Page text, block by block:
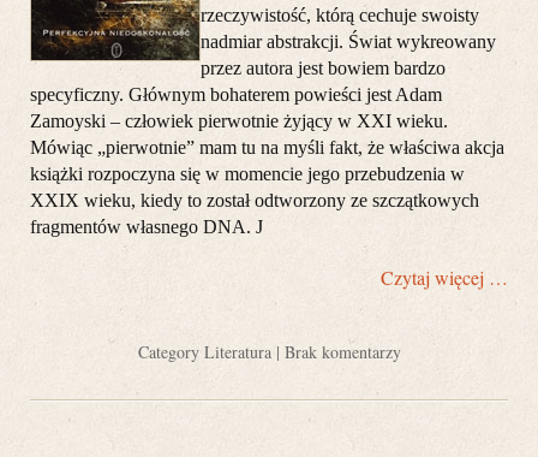
rzeczywistość, którą cechuje swoisty
nadmiar abstrakcji. Świat wykreowany
przez autora jest bowiem bardzo
specyficzny. Głównym bohaterem powieści jest Adam
Zamoyski – człowiek pierwotnie żyjący w XXI wieku.
Mówiąc „pierwotnie” mam tu na myśli fakt, że właściwa akcja
książki rozpoczyna się w momencie jego przebudzenia w
XXIX wieku, kiedy to został odtworzony ze szczątkowych
fragmentów własnego DNA. J
Czytaj więcej …
Category Literatura| Brak komentarzy